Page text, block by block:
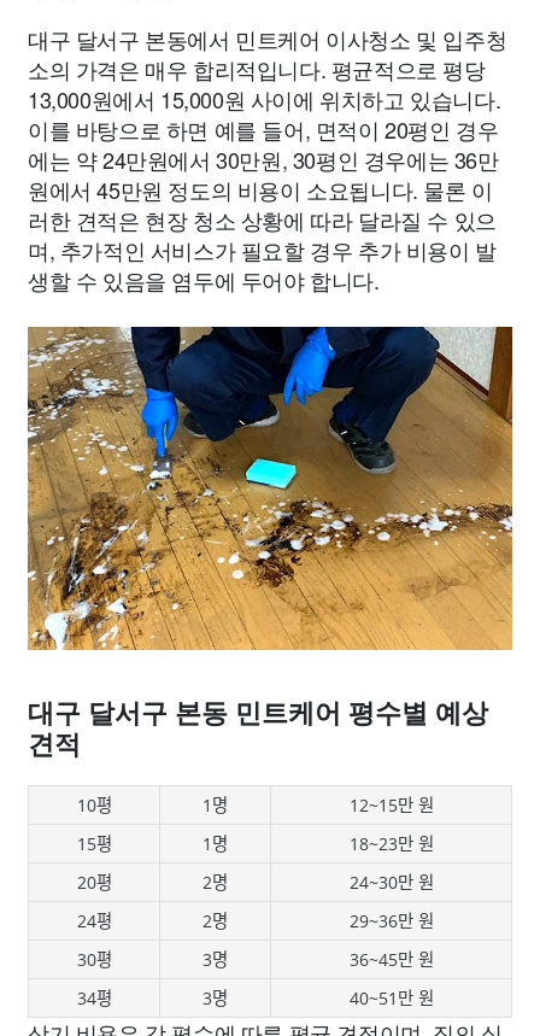
대구 달서구 본동에서 민트케어 이사청소 및 입주청
소의 가격은 매우 합리적입니다. 평균적으로 평당
13,000원에서 15,000원 사이에 위치하고 있습니다.
이를 바탕으로 하면 예를 들어, 면적이 20평인 경우
에는 약 24만원에서 30만원, 30평인 경우에는 36만
원에서 45만원 정도의 비용이 소요됩니다. 물론 이
러한 견적은 현장 청소 상황에 따라 달라질 수 있으
며, 추가적인 서비스가 필요할 경우 추가 비용이 발
생할 수 있음을 염두에 두어야 합니다.
대구 달서구 본동 민트케어 평수별 예상
견적
10평 1명
12~15만 원
15평
1명
18~23만 원
20평
2명
24~30만 원
24평
2명
29~36만 원
30평
3명
36~45만 원
34평
3명 40~51만 원